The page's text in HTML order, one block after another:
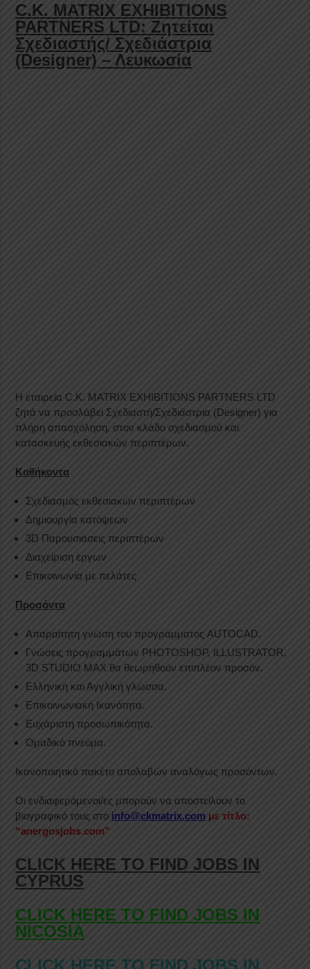
C.K. MATRIX EXHIBITIONS
PARTNERS LTD: Ζητείται
Σχεδιαστής/ Σχεδιάστρια
(Designer) – Λευκωσία
Η εταιρεία C.K. MATRIX EXHIBITIONS PARTNERS LTD
ζητά να προσλάβει Σχεδιαστή/Σχεδιάστρια (Designer) για
πλήρη απασχόληση, στον κλάδο σχεδιασμού και
κατασκευής εκθεσιακών περιπτέρων.
Καθήκοντα
Σχεδιασμός εκθεσιακών περιπτέρων
Δημιουργία κατόψεων
3D Παρουσιάσεις περιπτέρων
Διαχείριση έργων
Επικοινωνία με πελάτες
Προσόντα
Απαραίτητη γνώση του προγράμματος AUTOCAD.
Γνώσεις προγραμμάτων PHOTOSHOP, ILLUSTRATOR,
3D STUDIO MAX θα θεωρηθούν επιπλέον προσόν.
Ελληνική και Αγγλική γλώσσα.
Επικοινωνιακή Ικανότητα.
Ευχάριστη προσωπικότητα.
Ομαδικό πνεύμα.
Ικανοποιητικό πακέτο απολαβών αναλόγως προσόντων.
Οι ενδιαφερόμενοι/ες μπορούν να αποστείλουν το
βιογραφικό τους στο info@ckmatrix.com με τίτλο:
“anergosjobs.com”
CLICK HERE TO FIND JOBS IN
CYPRUS
CLICK HERE TO FIND JOBS IN
NICOSIA
CLICK HERE TO FIND JOBS IN